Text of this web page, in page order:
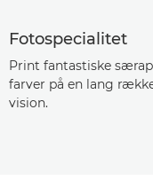
Fotospecialitet
Print fantastiske
farver på en lang
vision.